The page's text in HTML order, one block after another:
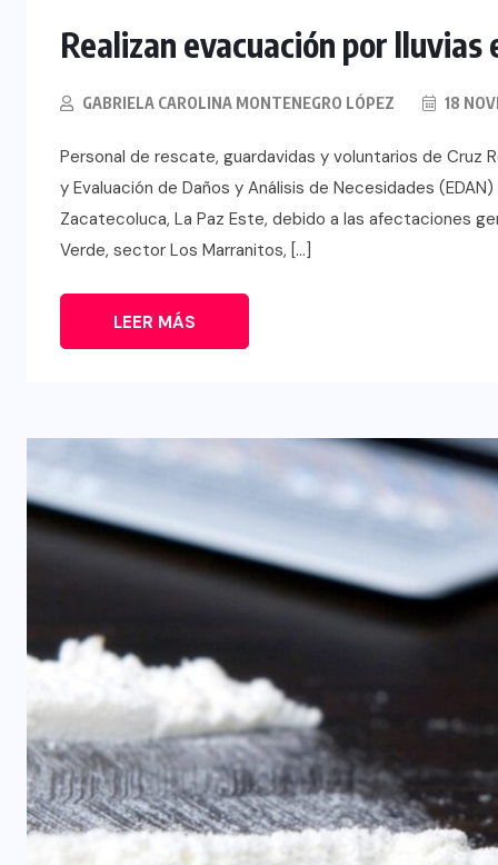
Realizan evacuación por lluvias
GABRIELA CAROLINA MONTENEGRO LÓPEZ 18
Personal de rescate, guardavidas y voluntarios de Cruz
y Evaluación de Daños y Análisis de Necesidades
Zacatecoluca, La Paz Este, debido a las afectaciones
Verde, sector Los Marranitos, […]
LEER MÁS